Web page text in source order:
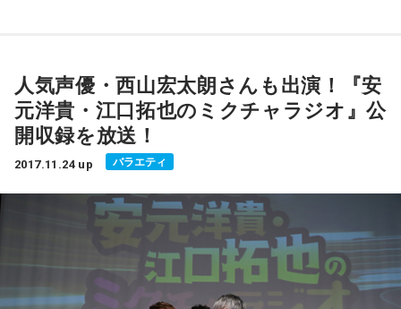
園」は火曜日 21時45分〜22時頃放送）
この番組をラジコで聴く
CRT栃木放送 『まるきん大行進』
パーソナリティーは、歌謡曲に詳しい、矢野健一アナウンサ
ー＆フリーパーソナリティーで、CRTアナウンススクールの
講師・臼井佳子さん。
「ウメチャ祭」は"大人の文化祭"をテーマに、町やショッピ
ングセンター、放送局などが一体となって開催しているイベ
ントで、アーティストによるスペシャルライブやラジオの公
開録音、大道芸や漫才のショーなどさまざまなプログラムを
プログラムの一環として、スキマスイッチがパーソナリティ
を務める特別番組『スキマスイッチ緊急特番！ココは茶屋
町！スキマなら来てよね！』の公開収録が行われました。
人気声優・西山宏太朗さんも出演！『安
元洋貴・江口拓也のミクチャラジオ』公
開収録を放送！
2017.11.24 up バラエティ